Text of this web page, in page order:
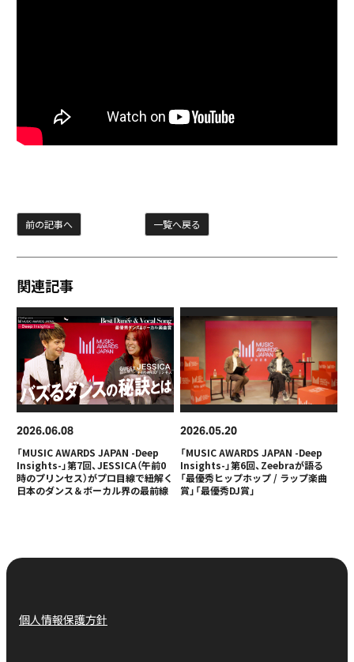
一覧へ戻る
前の記事へ
関連記事
2026 06 08
「MUSIC AWARDS JAPAN -Deep
Insights-」第7回、JESSICA（午前0
時のプリンセス）がプロ目線で紐解く
日本のダンス＆ボーカル界の最前線
2026 05 20
「MUSIC AWARDS JAPAN -Deep
Insights-」第6回、Zeebraが語る
「最優秀ヒップホップ / ラップ楽曲
賞」「最優秀DJ賞」
個人情報保護方針